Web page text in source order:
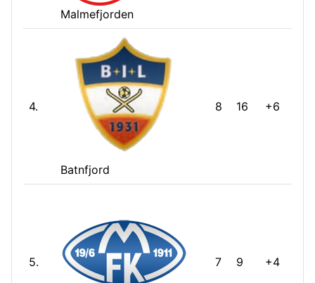
Malmefjorden
4.
Batnfjord
8 16 +6
5. 7 9 +4